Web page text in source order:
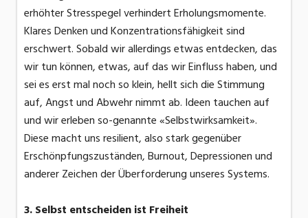
erhöhter Stresspegel verhindert Erholungsmomente.
Klares Denken und Konzentrationsfähigkeit sind
erschwert. Sobald wir allerdings etwas entdecken, das
wir tun können, etwas, auf das wir Einfluss haben, und
sei es erst mal noch so klein, hellt sich die Stimmung
auf, Angst und Abwehr nimmt ab. Ideen tauchen auf
und wir erleben so-genannte «Selbstwirksamkeit».
Diese macht uns resilient, also stark gegenüber
Erschönpfungszuständen, Burnout, Depressionen und
anderer Zeichen der Überforderung unseres Systems.
3. Selbst entscheiden ist Freiheit